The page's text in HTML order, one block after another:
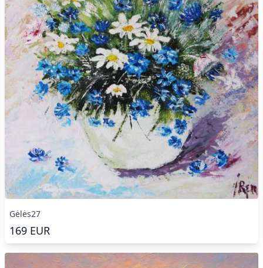
Gėlės27
169 EUR